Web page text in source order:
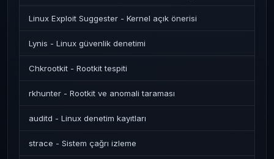
Linux Exploit Suggester - Kernel açık önerisi
Lynis - Linux güvenlik denetimi
Chkrootkit - Rootkit tespiti
rkhunter - Rootkit ve anomali taraması
auditd - Linux denetim kayıtları
strace - Sistem çağrı izleme